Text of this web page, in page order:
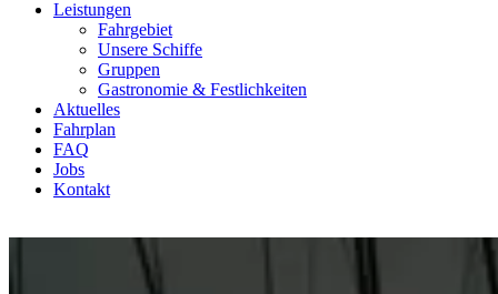
Leistungen
Fahrgebiet
Unsere Schiffe
Gruppen
Gastronomie & Festlichkeiten
Aktuelles
Fahrplan
FAQ
Jobs
Kontakt